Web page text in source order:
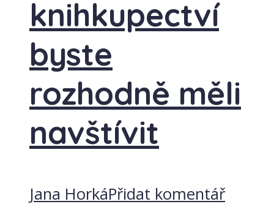
knihkupectví
byste
rozhodně měli
navštívit
Jana HorkáPřidat komentář